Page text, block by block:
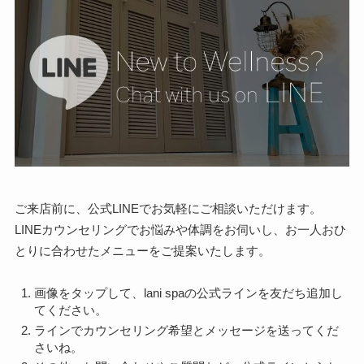
ご来店前に、公式LINEでお気軽にご相談いただけます。
LINEカウンセリングでお悩みや体調をお伺いし、お一人おひ
とりに合わせたメニューをご提案いたします。
画像をタップして、lani spaの公式ラインを友だち追加し
てください。
ラインでカウンセリング希望とメッセージを送ってくだ
さいね。